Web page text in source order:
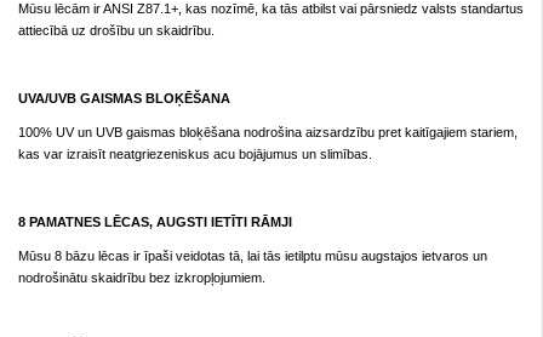
Mūsu lēcām ir ANSI Z87.1+, kas nozīmē, ka tās atbilst vai pārsniedz valsts standartus
attiecībā uz drošību un skaidrību.
UVA/UVB GAISMAS BLOĶĒŠANA
100% UV un UVB gaismas bloķēšana nodrošina aizsardzību pret kaitīgajiem stariem,
kas var izraisīt neatgriezeniskus acu bojājumus un slimības.
8 PAMATNES LĒCAS, AUGSTI IETĪTI RĀMJI
Mūsu 8 bāzu lēcas ir īpaši veidotas tā, lai tās ietilptu mūsu augstajos ietvaros un
nodrošinātu skaidrību bez izkropļojumiem.